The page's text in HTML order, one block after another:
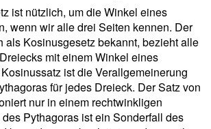
ist nützlich, um die Winkel eines
wenn wir alle drei Seiten kennen. Der
als Kosinusgesetz bekannt, bezieht alle
mit einem Winkel eines
ist die Verallgemeinerung
für jedes Dreieck. Der Satz von
nur in einem rechtwinkligen
Pythagoras ist ein Sonderfall des